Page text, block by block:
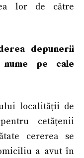
lor de către
depunerii
pe cale
localității de
cetățenii
cererea se
a avut în